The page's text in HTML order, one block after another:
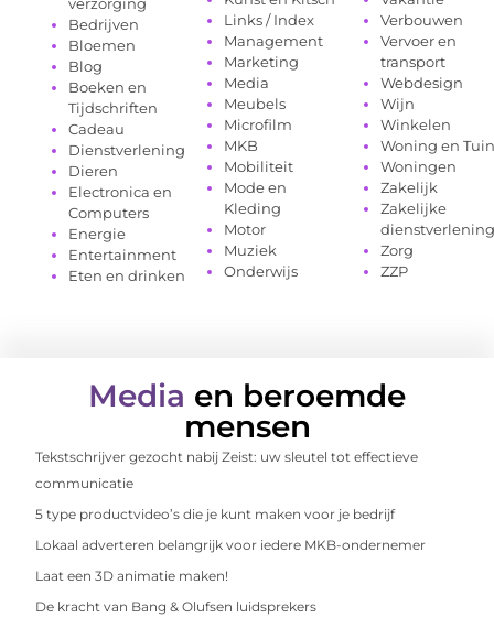
Bedrijven
Bloemen
Blog
Boeken en
Tijdschriften
Cadeau
Dienstverlening
Dieren
Electronica en
Computers
Energie
Entertainment
Eten en drinken
Links / Index
Management
Marketing
Media
Meubels
Microfilm
MKB
Mobiliteit
Mode en
Kleding
Motor
Muziek
Onderwijs
Verbouwen
Vervoer en
transport
Webdesign
Wijn
Winkelen
Woning en Tuin
Woningen
Zakelijk
Zakelijke
dienstverlening
Zorg
ZZP
Media en beroemde
mensen
Tekstschrijver gezocht nabij Zeist: uw sleutel tot effectieve
communicatie
5 type productvideo’s die je kunt maken voor je bedrijf
Lokaal adverteren belangrijk voor iedere MKB-ondernemer
Laat een 3D animatie maken!
De kracht van Bang & Olufsen luidsprekers